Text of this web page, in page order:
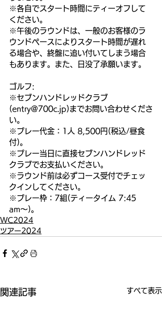
※各自でスタート時間にティーオフして
ください。
※午後のラウンドは、一般のお客様のラ
ウンドペースによりスタート時間が遅れ
る場合や、終盤に追い付いてしまう場合
もあります。また、日没了承願います。
ゴルフ:
※セブンハンドレッドクラブ
(entry@700c.jp)までお問い合わせくださ
い。
※プレー代金：1人 8,500円(税込/昼食
付)。
※プレー当日に直接セブンハンドレッド
クラブでお支払いください。
※ラウンド前は必ずコース受付でチェッ
クインしてください。
※プレー枠：7組(ティータイム 7:45
am〜)。
WC2024
ツアー2024
関連記事 すべて表示